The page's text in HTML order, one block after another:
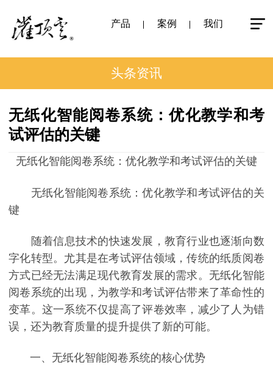
产品 案例 我们
头条资讯
无纸化智能阅卷系统：优化教学和考
试评估的关键
无纸化智能阅卷系统：优化教学和考试评估的关键
无纸化智能阅卷系统：优化教学和考试评估的关
键
随着信息技术的快速发展，教育行业也逐渐向数
字化转型。尤其是在考试评估领域，传统的纸质阅卷
方式已经无法满足现代教育发展的需求。无纸化智能
阅卷系统的出现，为教学和考试评估带来了革命性的
变革。这一系统不仅提高了评卷效率，减少了人为错
误，还为教育质量的提升提供了新的可能。
一、无纸化智能阅卷系统的核心优势